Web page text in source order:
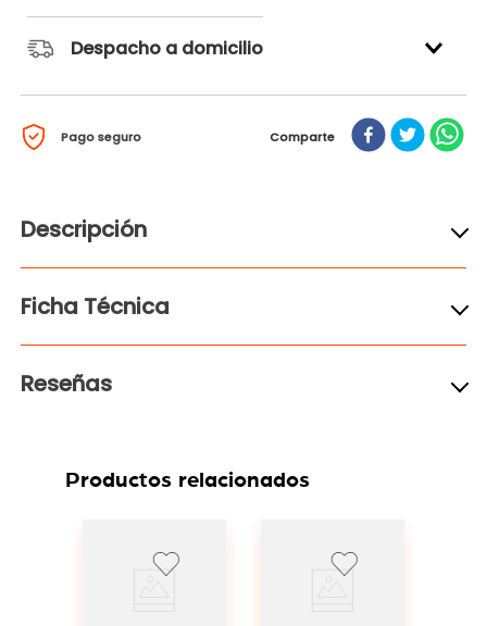
Despacho a domicilio
Pago seguro Comparte
Descripción
Ficha Técnica
Reseñas
Productos relacionados